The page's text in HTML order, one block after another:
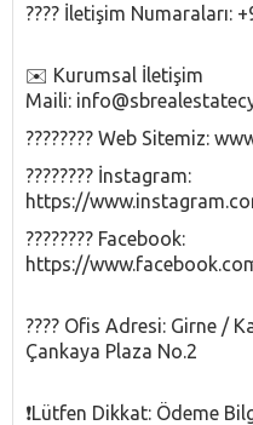
???? İletişim Numaraları:
✉️ Kurumsal İletişim
Maili:
????‍???? Web Sitemiz:
????‍???? İnstagram:
https://
????‍???? Facebook:
https://
???? Ofis Adresi: Girne /
Çankaya Plaza No.2
❗️Lütfen Dikkat: Ödeme